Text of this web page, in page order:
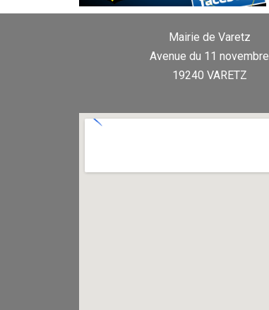
Mairie de Varetz
Avenue du 11 novembre
19240 VARETZ